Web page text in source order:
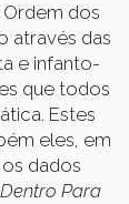
dos
através das
e infanto-
que todos
Estes
eles, em
dados
Para